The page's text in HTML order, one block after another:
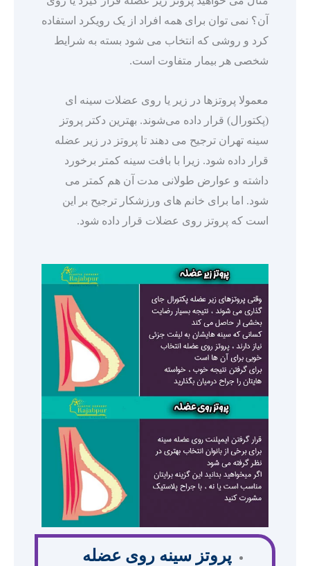
آن؟ نمی توان برای همه افراد از یک رویکرد استفاده
کرد و روشی که انتخاب می شود بسته به شرایط
شخصی هر بیمار متفاوت است.
معمولا پروتزها در زیر یا روی عضلات سینه ای
(پکتورال) قرار داده می‌شوند. بهترین دکتر پروتز
سینه تهران ترجیح می دهند تا پروتز در زیر عضله
قرار داده شود. زیرا با بافت سینه کمتر برخورد
داشته و عوارض طولانی مدت آن هم کمتر می
شود. اما برای خانم های ورزشکار ترجیح بر این
است که پروتز روی عضلات قرار داده شود.
پروتز سینه روی عضله